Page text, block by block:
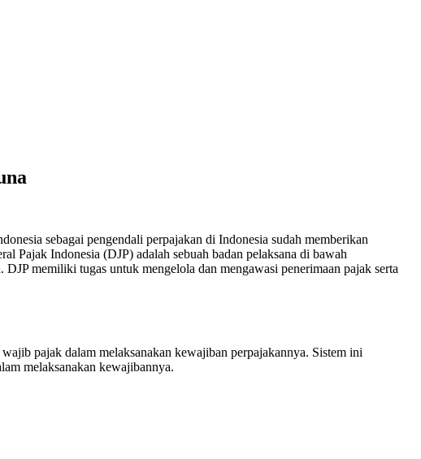
sebagai pengendali perpajakan di Indonesia sudah memberikan
Pajak Indonesia (DJP) adalah sebuah badan pelaksana di bawah
memiliki tugas untuk mengelola dan mengawasi penerimaan pajak serta
pajak dalam melaksanakan kewajiban perpajakannya. Sistem ini
melaksanakan kewajibannya.